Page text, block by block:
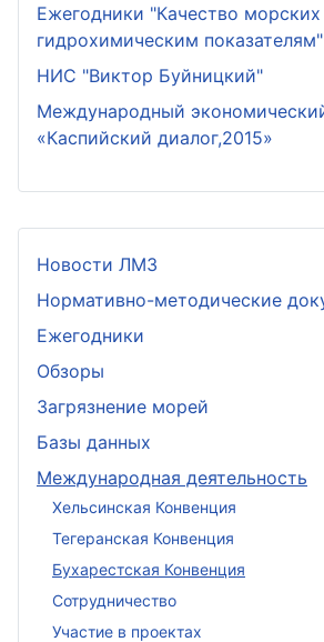
Новости ЛМЗ
Нормативно-методические
Ежегодники
Обзоры
Загрязнение морей
Базы данных
Международная деятельность
Хельсинская Конвенция
Тегеранская Конвенция
Бухарестская Конвенция
Сотрудничество
Участие в проектах
Ежегодники "Качество
гидрохимическим показателям"
НИС "Виктор Буйницкий"
Международный
«Каспийский диалог,2015»